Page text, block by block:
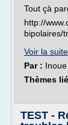
Tout çà
http://
bipolaires/
Voir la suite
Par :
Thèmes
TEST -